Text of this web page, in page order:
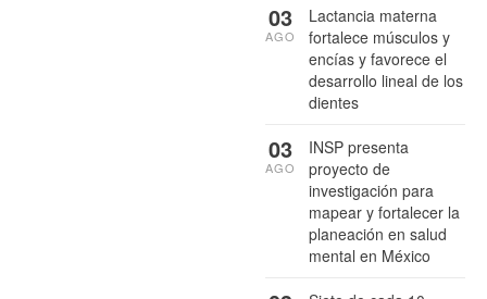
Lactancia materna
fortalece músculos y
encías y favorece el
desarrollo lineal de los
dientes
03
AGO
INSP presenta
proyecto de
investigación para
mapear y fortalecer la
planeación en salud
mental en México
03
AGO